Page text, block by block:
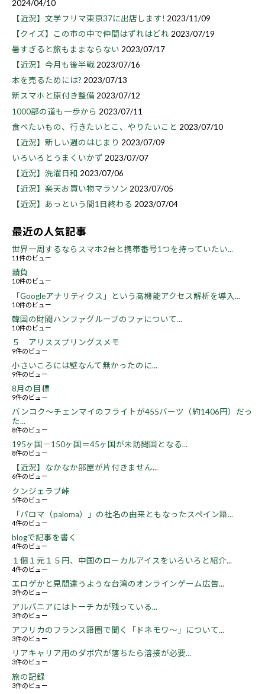
2024/04/10
【近況】文学フリマ東京37に出店します! 2023/11/09
【クイズ】この市の中で仲間はずれはどれ 2023/07/19
暑すぎると旅もままならない 2023/07/17
【近況】今月も後半戦2023/07/16
本を売るためには? 2023/07/13
新スマホと原付き整備2023/07/12
1000部の道も一歩から 2023/07/11
食べたいもの、行きたいとこ、やりたいこと 2023/07/10
【近況】新しい週のはじまり 2023/07/09
いろいろとうまくいかず 2023/07/07
【近況】洗濯日和 2023/07/06
【近況】楽天お買い物マラソン 2023/07/05
【近況】あっという間1日終わる 2023/07/04
最近の人気記事
世界一周するならスマホ2台と携帯番号1つを持っていたい...
11件のビュー
請負
10件のビュー
「Googleアナリティクス」という高機能アクセス解析を導入...
10件のビュー
韓国の財閥ハンファグループのファについて...
10件のビュー
５ アリススプリングスメモ
9件のビュー
小さいころには壁なんて無かったのに...
9件のビュー
8月の目標
9件のビュー
バンコク～チェンマイのフライトが455バーツ（約1406円）だっ
た...
8件のビュー
195ヶ国－150ヶ国＝45ヶ国が未訪問国となる...
8件のビュー
【近況】なかなか部屋が片付きません...
6件のビュー
クンジェラブ峠
5件のビュー
「パロマ（paloma）」の社名の由来ともなったスペイン語...
4件のビュー
blogで記事を書く
4件のビュー
１個１元１５円、中国のローカルアイスをいろいろと紹介...
4件のビュー
エロゲかと見間違うような台湾のオンラインゲーム広告...
3件のビュー
アルバニアにはトーチカが残っている...
3件のビュー
アフリカのフランス語圏で聞く「ドネモワ～」について...
3件のビュー
リアキャリア用のダボ穴が落ちたら溶接が必要...
3件のビュー
旅の記録
3件のビュー